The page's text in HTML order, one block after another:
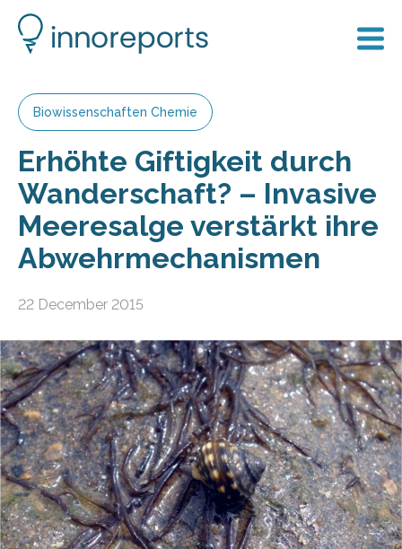
Biowissenschaften Chemie
Erhöhte Giftigkeit durch
Wanderschaft? – Invasive
Meeresalge verstärkt ihre
Abwehrmechanismen
22 December 2015